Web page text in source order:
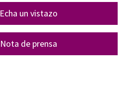
Echa un vistazo
Nota de prensa